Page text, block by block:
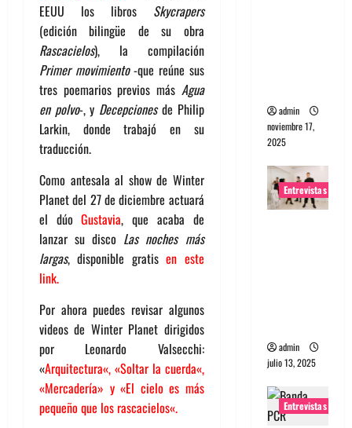
EEUU los libros Skycrapers
(edición bilingüe de su obra
Rascacielos), la compilación
Primer movimiento-que reúne sus
tres poemarios previos más Agua
en polvo-, y Decepcionesde Philip
Larkin, donde trabajó en su
traducción.
Como antesala al show de Winter
Planet del 27 de diciembre actuará
el dúoGustavia, que acaba de
lanzar su disco Las noches más
largas, disponible gratisen este
link.
Por ahora puedes revisar algunos
videos de Winter Planet dirigidos
por Leonardo Valsecchi:
«Arquitectura«, «Soltar la cuerda«,
«Mercadería» y «El cielo es más
pequeño que los rascacielos«.
admin
noviembre 17,
2025
Entrevistas
admin
julio 13, 2025
Entrevistas